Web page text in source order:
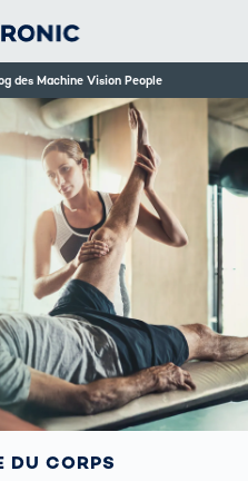
des Machine Vision People
DU CORPS